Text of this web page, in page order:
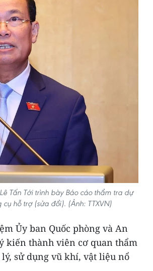
Tấn Tới trình bày Báo cáo thẩm tra dự
hỗ trợ (sửa đổi). (Ảnh: TTXVN)
Ủy ban Quốc phòng và An
kiến thành viên cơ quan thẩm
sử dụng vũ khí, vật liệu nổ